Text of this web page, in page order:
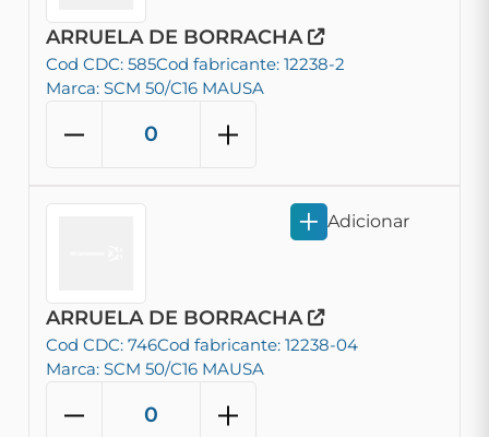
ARRUELA DE BORRACHA
Cod CDC: 585Cod fabricante: 12238-2
Marca: SCM 50/C16 MAUSA
ARRUELA DE BORRACHA
Cod CDC: 746Cod fabricante: 12238-04
Marca: SCM 50/C16 MAUSA
Adicionar